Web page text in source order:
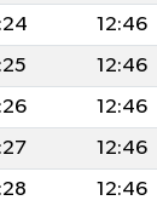
12:46
12:46
12:46
12:46
12:46